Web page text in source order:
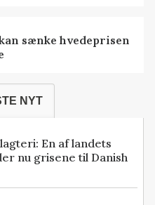
sænke hvedeprisen
NYT
En af landets
nu grisene til Danish